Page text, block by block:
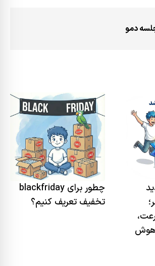
دمو
هوش
چطور برای blackfriday
تخفیف تعریف کنیم؟